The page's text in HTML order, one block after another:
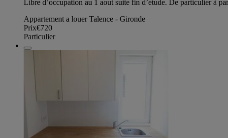
Libre d’occupation au 1 aout suite fin d’étude. De particulier à
Appartement a louer Talence - Gironde
Prix€720
Particulier